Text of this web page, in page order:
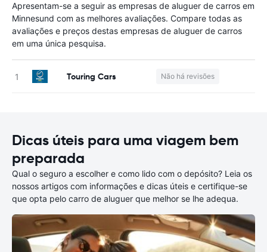
Apresentam-se a seguir as empresas de aluguer de carros em
Minnesund com as melhores avaliações. Compare todas as
avaliações e preços destas empresas de aluguer de carros
em uma única pesquisa.
Touring Cars Não há revisões
Dicas úteis para uma viagem bem
preparada
Qual o seguro a escolher e como lido com o depósito? Leia os
nossos artigos com informações e dicas úteis e certifique-se
que opta pelo carro de aluguer que melhor se lhe adequa.